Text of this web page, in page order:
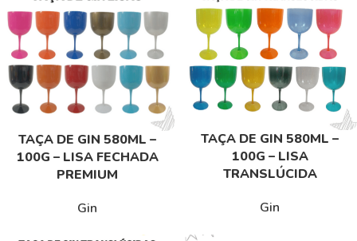
TAÇA DE GIN 580ML –
100G – LISA FECHADA
PREMIUM
Gin
TAÇA DE GIN 580ML –
100G – LISA
TRANSLÚCIDA
Gin